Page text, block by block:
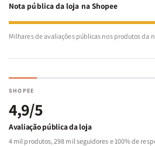
Nota pública da loja na Shopee
Milhares de avaliações públicas nos produtos da
SHOPEE
4,9/5
Avaliação pública da loja
4 mil produtos, 298 mil seguidores e 100% de